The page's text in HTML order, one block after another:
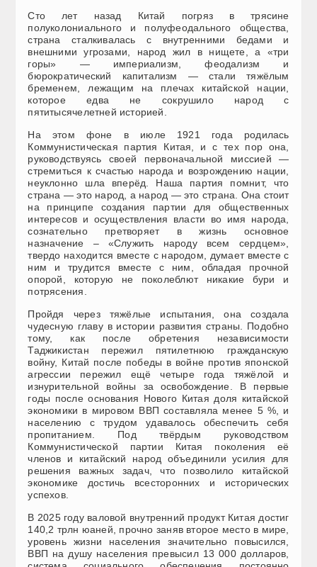
Сто лет назад Китай погряз в трясине
полуколониального и полуфеодального общества,
страна сталкивалась с внутренними бедами и
внешними угрозами, народ жил в нищете, а «три
горы» — империализм, феодализм и
бюрократический капитализм — стали тяжёлым
бременем, лежащим на плечах китайской нации,
которое едва не сокрушило народ с
пятитысячелетней историей.
На этом фоне в июле 1921 года родилась
Коммунистическая партия Китая, и с тех пор она,
руководствуясь своей первоначальной миссией —
стремиться к счастью народа и возрождению нации,
неуклонно шла вперёд. Наша партия помнит, что
страна — это народ, а народ — это страна. Она стоит
на принципе создания партии для общественных
интересов и осуществления власти во имя народа,
сознательно претворяет в жизнь основное
назначение – «Служить народу всем сердцем»,
твердо находится вместе с народом, думает вместе с
ним и трудится вместе с ним, обладая прочной
опорой, которую не поколеблют никакие бури и
потрясения.
Пройдя через тяжёлые испытания, она создала
чудесную главу в истории развития страны. Подобно
тому, как после обретения независимости
Таджикистан пережил пятилетнюю гражданскую
войну, Китай после победы в войне против японской
агрессии пережил ещё четыре года тяжёлой и
изнурительной войны за освобождение. В первые
годы после основания Нового Китая доля китайской
экономики в мировом ВВП составляла менее 5 %, и
населению с трудом удавалось обеспечить себя
пропитанием. Под твёрдым руководством
Коммунистической партии Китая поколения её
членов и китайский народ объединили усилия для
решения важных задач, что позволило китайской
экономике достичь всесторонних и исторических
успехов.
В 2025 году валовой внутренний продукт Китая достиг
140,2 трлн юаней, прочно заняв второе место в мире,
уровень жизни населения значительно повысился,
ВВП на душу населения превысил 13 000 долларов,